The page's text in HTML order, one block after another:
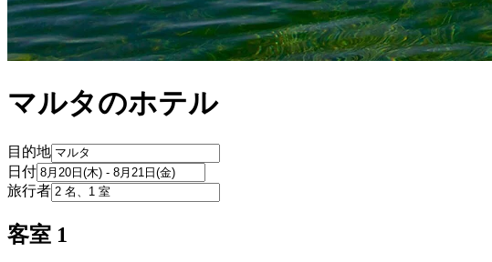
マルタのホテル
目的地
日付
旅行者
客室 1